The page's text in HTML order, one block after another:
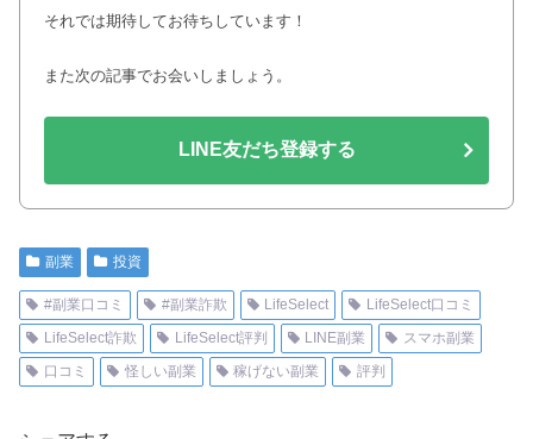
それでは期待してお待ちしています！
また次の記事でお会いしましょう。
LINE友だち登録する
副業 投資
#副業口コミ #副業詐欺 LifeSelect
LifeSelect口コミ
LifeSelect詐欺
LifeSelect評判 LINE副業
スマホ副業
口コミ
怪しい副業 稼げない副業 評判